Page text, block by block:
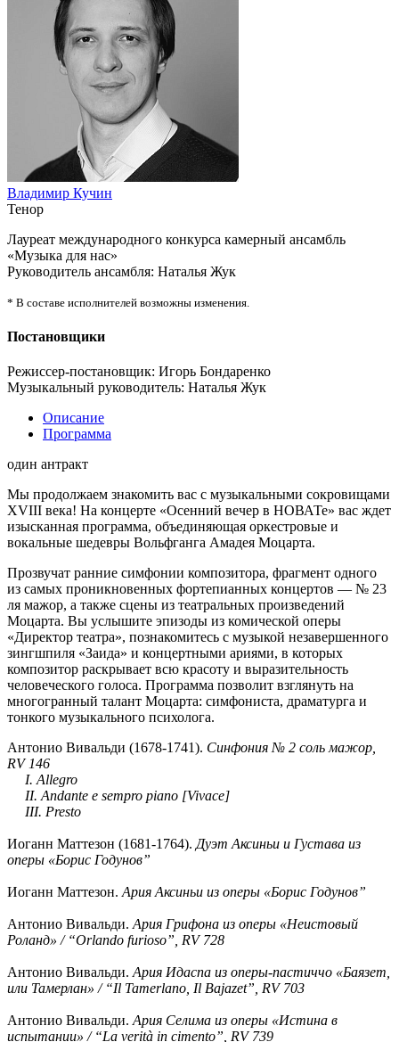
Владимир Кучин
Тенор
Лауреат международного конкурса камерный ансамбль
«Музыка для нас»
Руководитель ансамбля: Наталья Жук
* В составе исполнителей возможны изменения.
Постановщики
Режиссер-постановщик: Игорь Бондаренко
Музыкальный руководитель: Наталья Жук
Описание
Программа
один антракт
Мы продолжаем знакомить вас с музыкальными сокровищами
XVIII века! На концерте «Осенний вечер в НОВАТе» вас ждет
изысканная программа, объединяющая оркестровые и
вокальные шедевры Вольфганга Амадея Моцарта.
Прозвучат ранние симфонии композитора, фрагмент одного
из самых проникновенных фортепианных концертов — № 23
ля мажор, а также сцены из театральных произведений
Моцарта. Вы услышите эпизоды из комической оперы
«Директор театра», познакомитесь с музыкой незавершенного
зингшпиля «Заида» и концертными ариями, в которых
композитор раскрывает всю красоту и выразительность
человеческого голоса. Программа позволит взглянуть на
многогранный талант Моцарта: симфониста, драматурга и
тонкого музыкального психолога.
Антонио Вивальди (1678-1741). Синфония № 2 соль мажор,
RV 146
I. Allegro
II. Andante e sempro piano [Vivace]
III. Presto
Иоганн Маттезон (1681-1764). Дуэт Аксиньи и Густава из
оперы «Борис Годунов”
Иоганн Маттезон. Ария Аксиньи из оперы «Борис Годунов”
Антонио Вивальди. Ария Грифона из оперы «Неистовый
Роланд» / “Orlando furioso”, RV 728
Антонио Вивальди. Ария Идаспа из оперы-пастиччо «Баязет,
или Тамерлан» / “Il Tamerlano, Il Bajazet”, RV 703
Антонио Вивальди. Ария Селима из оперы «Истина в
испытании» / “La verità in cimento”, RV 739